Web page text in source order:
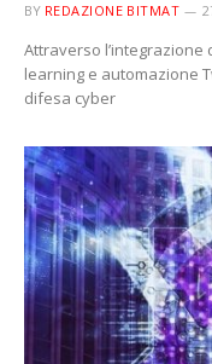
BY REDAZIONE BITMAT
Attraverso l’integrazione
learning e automazione
difesa cyber